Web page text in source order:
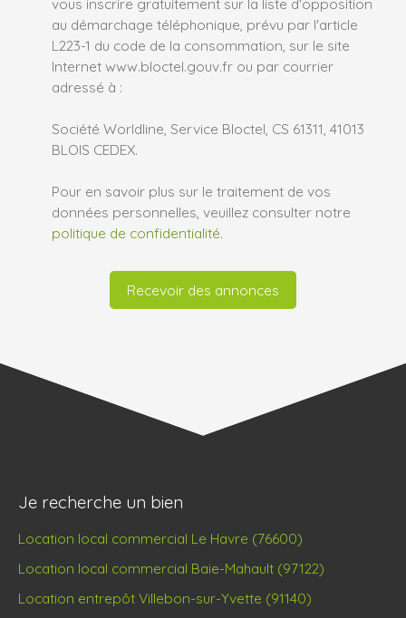
vous inscrire gratuitement sur la liste d'opposition
au démarchage téléphonique, prévu par l'article
L223-1 du code de la consommation, sur le site
Internet www.bloctel.gouv.fr ou par courrier
adressé à :
Société Worldline, Service Bloctel, CS 61311, 41013
BLOIS CEDEX.
Pour en savoir plus sur le traitement de vos
données personnelles, veuillez consulter notre
politique de confidentialité.
Recevoir des annonces
Je recherche un bien
Location local commercial Le Havre (76600)
Location local commercial Baie-Mahault (97122)
Location entrepôt Villebon-sur-Yvette (91140)